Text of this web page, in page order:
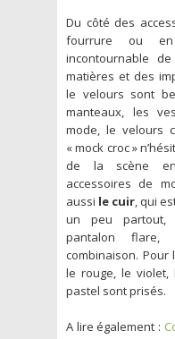
Du côté des
fourrure ou en
incontournable
matières et des
le velours sont
manteaux, les
mode, le velours
« mock croc »
de la scène
accessoires de
aussi le cuir, qui
un peu partout,
pantalon flare,
combinaison. Pour
le rouge, le violet,
pastel sont prisés.
A lire également :